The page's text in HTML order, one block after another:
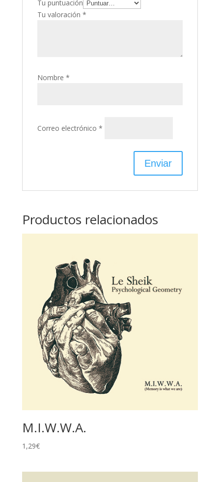
Tu puntuación
Tu valoración *
Nombre *
Correo electrónico *
Productos relacionados
M.I.W.W.A.
1,29€